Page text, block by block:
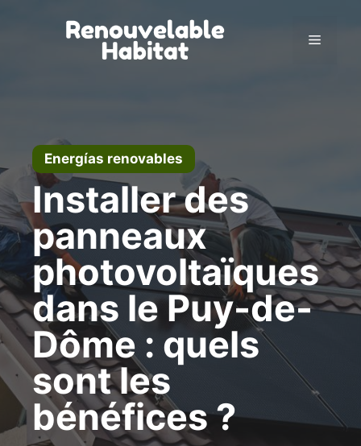
Menú
Energías renovables
Installer des
panneaux
photovoltaïques
dans le Puy-de-
Dôme : quels
sont les
bénéfices ?